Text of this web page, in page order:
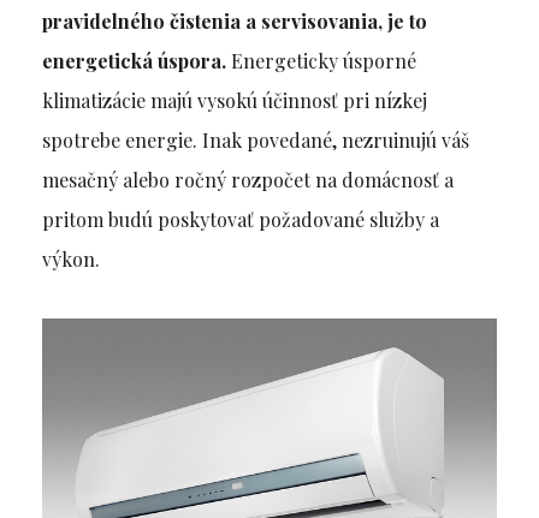
pravidelného čistenia a servisovania, je to
energetická úspora.Energeticky úsporné
klimatizácie majú vysokú účinnosť pri nízkej
spotrebe energie. Inak povedané, nezruinujú váš
mesačný alebo ročný rozpočet na domácnosť a
pritom budú poskytovať požadované služby a
výkon.